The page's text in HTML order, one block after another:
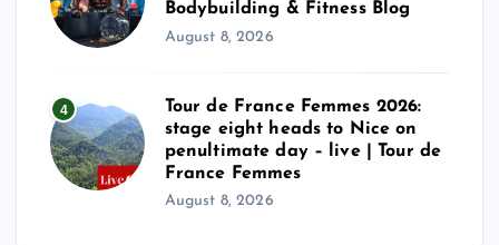
Bodybuilding & Fitness Blog
August 8, 2026
4
Tour de France Femmes 2026:
stage eight heads to Nice on
penultimate day – live | Tour de
France Femmes
August 8, 2026